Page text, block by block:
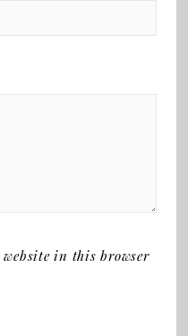
in this browser